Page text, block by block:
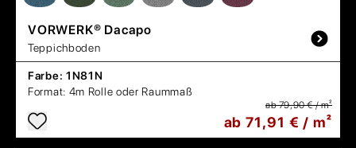
VORWERK® Dacapo
Teppichboden
Farbe: 1N81N
Format: 4m Rolle oder Raummaß
ab 79,90 € / m²
ab 71,91 € / m²